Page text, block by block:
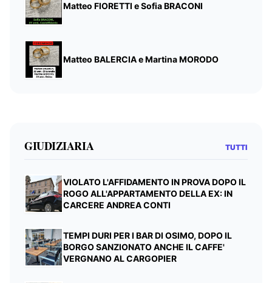
Matteo FIORETTI e Sofia BRACONI
Matteo BALERCIA e Martina MORODO
GIUDIZIARIA TUTTI
VIOLATO L'AFFIDAMENTO IN PROVA DOPO IL
ROGO ALL'APPARTAMENTO DELLA EX: IN
CARCERE ANDREA CONTI
TEMPI DURI PER I BAR DI OSIMO, DOPO IL
BORGO SANZIONATO ANCHE IL CAFFE'
VERGNANO AL CARGOPIER